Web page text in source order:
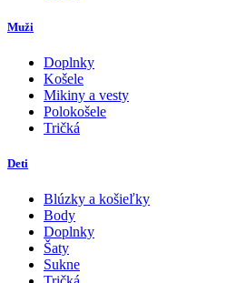
Muži
Doplnky
Košele
Mikiny a vesty
Polokošele
Tričká
Deti
Blúzky a košieľky
Body
Doplnky
Šaty
Sukne